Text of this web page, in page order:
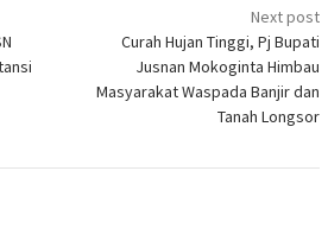
Next post
Curah Hujan Tinggi, Pj Bupati
Jusnan Mokoginta Himbau
Masyarakat Waspada Banjir dan
Tanah Longsor